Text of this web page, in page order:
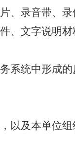
、录音带、录
、文字说明
系统中形成
以及本单位